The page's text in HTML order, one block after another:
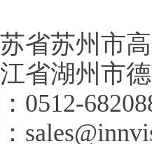
省苏州市
省湖州市
0512-